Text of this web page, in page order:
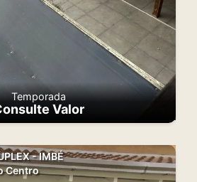
Temporada
Valor
- IMBÉ
Centro